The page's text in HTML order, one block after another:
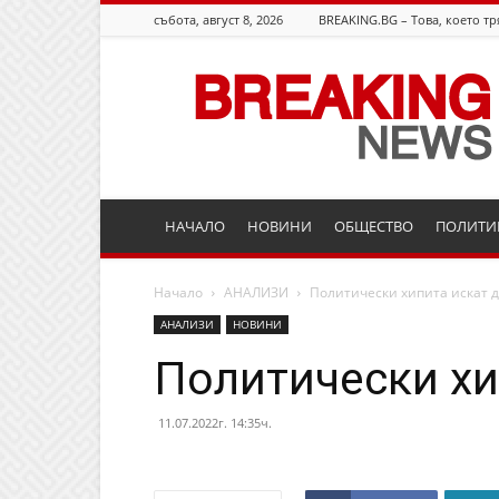
събота, август 8, 2026 BREAKING.BG – Това, което
Breaking.bg
НАЧАЛО НОВИНИ ОБЩЕСТВО
Начало АНАЛИЗИ Политически хипита искат
АНАЛИЗИ НОВИНИ
Политически
11.07.2022г. 14:35ч.